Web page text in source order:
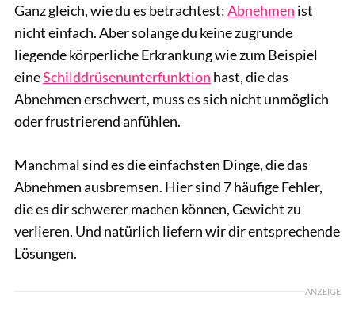
Ganz gleich, wie du es betrachtest:Abnehmen ist
nicht einfach. Aber solange du keine zugrunde
liegende körperliche Erkrankung wie zum Beispiel
eineSchilddrüsenunterfunktion hast, die das
Abnehmen erschwert, muss es sich nicht unmöglich
oder frustrierend anfühlen.
Manchmal sind es die einfachsten Dinge, die das
Abnehmen ausbremsen. Hier sind 7 häufige Fehler,
die es dir schwerer machen können, Gewicht zu
verlieren. Und natürlich liefern wir dir entsprechende
Lösungen.
ANZEIGE